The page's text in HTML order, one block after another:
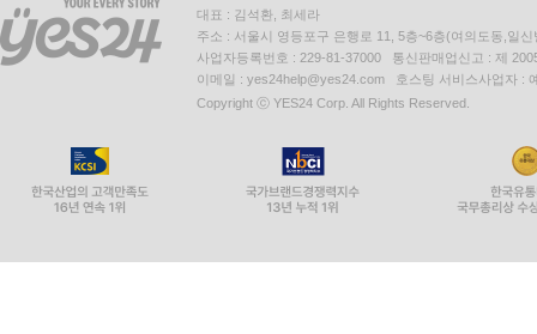
대표 : 김석환, 최세라
주소 : 서울시 영등포구 은행로 11, 5층~6층(여의도동,일신
사업자등록번호 : 229-81-37000 통신판매업신고 : 제
이메일 : yes24help@yes24.com 호스팅 서비스사업자 :
Copyright ⓒ YES24 Corp. All Rights Reserved.